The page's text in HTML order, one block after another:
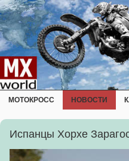
МОТОКРОСС НОВОСТИ
Испанцы Хорхе